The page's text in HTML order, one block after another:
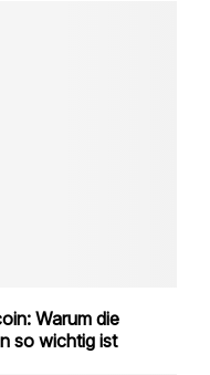
Warum die
so wichtig ist